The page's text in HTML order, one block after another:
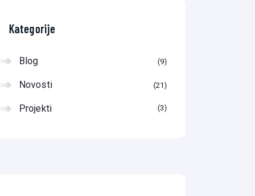
Kategorije
Blog 9
Novosti 21
Projekti 3